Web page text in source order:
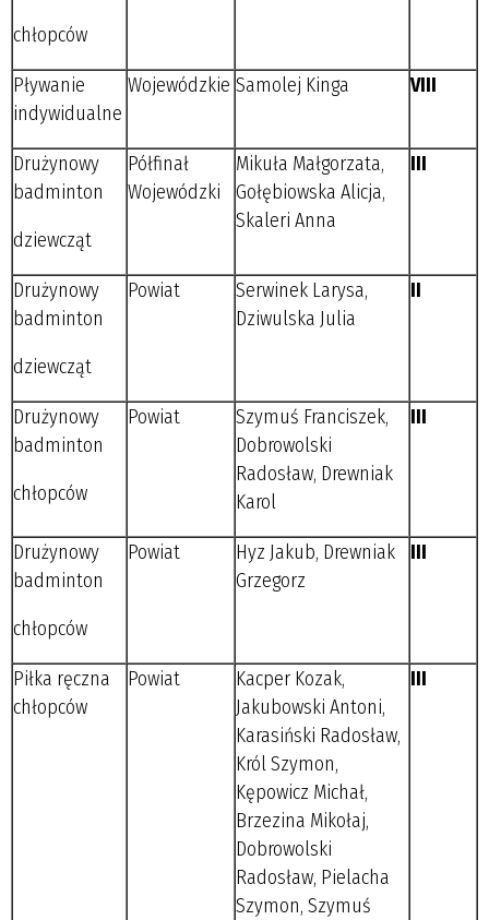
chłopców
Pływanie
indywidualne
Wojewódzkie Samolej Kinga VIII
Drużynowy
badminton
dziewcząt
Półfinał
Wojewódzki
Mikuła Małgorzata,
Gołębiowska Alicja,
Skaleri Anna
III
Drużynowy
badminton
dziewcząt
Powiat
Serwinek Larysa,
Dziwulska Julia
II
Drużynowy
badminton
chłopców
Powiat
Szymuś Franciszek,
Dobrowolski
Radosław, Drewniak
Karol
III
Drużynowy
badminton
chłopców
Powiat
Hyz Jakub, Drewniak
Grzegorz
III
Piłka ręczna
chłopców
Powiat
Kacper Kozak,
Jakubowski Antoni,
Karasiński Radosław,
Król Szymon,
Kępowicz Michał,
Brzezina Mikołaj,
Dobrowolski
Radosław, Pielacha
Szymon, Szymuś
III